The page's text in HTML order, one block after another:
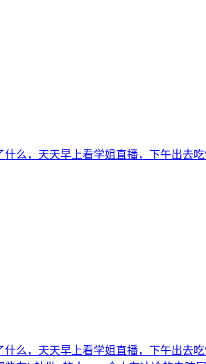
么，天天早上看学姐直播，下午出去
么，天天早上看学姐直播，下午出